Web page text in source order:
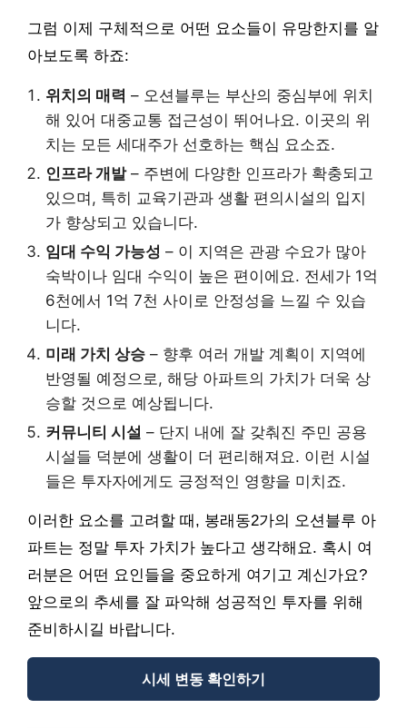
그럼 이제 구체적으로 어떤 요소들이 유망한지를 알
아보도록 하죠:
위치의 매력 – 오션블루는 부산의 중심부에 위치
해 있어 대중교통 접근성이 뛰어나요. 이곳의 위
치는 모든 세대주가 선호하는 핵심 요소죠.
인프라 개발– 주변에 다양한 인프라가 확충되고
있으며, 특히 교육기관과 생활 편의시설의 입지
가 향상되고 있습니다.
임대 수익 가능성 – 이 지역은 관광 수요가 많아
숙박이나 임대 수익이 높은 편이에요. 전세가 1억
6천에서 1억 7천 사이로 안정성을 느낄 수 있습
니다.
미래 가치 상승 – 향후 여러 개발 계획이 지역에
반영될 예정으로, 해당 아파트의 가치가 더욱 상
승할 것으로 예상됩니다.
커뮤니티 시설 – 단지 내에 잘 갖춰진 주민 공용
시설들 덕분에 생활이 더 편리해져요. 이런 시설
들은 투자자에게도 긍정적인 영향을 미치죠.
이러한 요소를 고려할 때, 봉래동2가의 오션블루 아
파트는 정말 투자 가치가 높다고 생각해요. 혹시 여
러분은 어떤 요인들을 중요하게 여기고 계신가요?
앞으로의 추세를 잘 파악해 성공적인 투자를 위해
준비하시길 바랍니다.
시세 변동 확인하기